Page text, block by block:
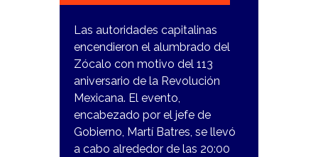
Las autoridades capitalinas
encendieron el alumbrado del
Zócalo con motivo del 113
aniversario de la Revolución
Mexicana. El evento,
encabezado por el jefe de
Gobierno, Martí Batres, se llevó
a cabo alrededor de las 20:00